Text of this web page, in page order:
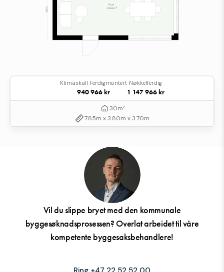
Klimaskall Ferdigmontert
940 966 kr
Nøkkelferdig
1 147 966 kr
30m²
7.85m x 3.80m x 3.70m
Vil du slippe bryet med den kommunale
byggesøknadsprosessen? Overlat arbeidet til våre
kompetente byggesaksbehandlere!